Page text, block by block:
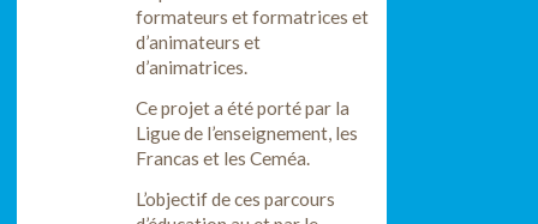
formateurs et formatrices et
d’animateurs et
d’animatrices.
Ce projet a été porté par la
Ligue de l’enseignement, les
Francas et les Ceméa.
L’objectif de ces parcours